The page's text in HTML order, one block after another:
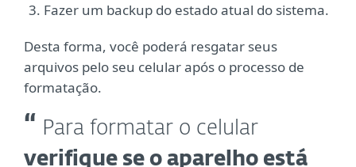
Fazer um backup do estado atual do sistema.
Desta forma, você poderá resgatar seus
arquivos pelo seu celular após o processo de
formatação.
Para formatar o celular
verifique se o aparelho está